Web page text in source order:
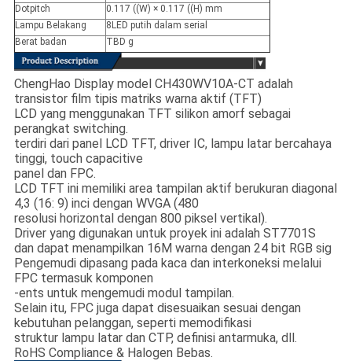
Dotpitch
0.117 ((W) × 0.117 ((H) mm
Lampu Belakang
8LED putih dalam serial
Berat badan
TBD g
ChengHao Display model CH430WV10A-CT adalah
transistor film tipis matriks warna aktif (TFT)
LCD yang menggunakan TFT silikon amorf sebagai
perangkat switching.
terdiri dari panel LCD TFT, driver IC, lampu latar bercahaya
tinggi, touch capacitive
panel dan FPC.
LCD TFT ini memiliki area tampilan aktif berukuran diagonal
4,3 (16: 9) inci dengan WVGA (480
resolusi horizontal dengan 800 piksel vertikal).
Driver yang digunakan untuk proyek ini adalah ST7701S
dan dapat menampilkan 16M warna dengan 24 bit RGB sig
Pengemudi dipasang pada kaca dan interkoneksi melalui
FPC termasuk komponen
-ents untuk mengemudi modul tampilan.
Selain itu, FPC juga dapat disesuaikan sesuai dengan
kebutuhan pelanggan, seperti memodifikasi
struktur lampu latar dan CTP, definisi antarmuka, dll.
RoHS Compliance & Halogen Bebas.